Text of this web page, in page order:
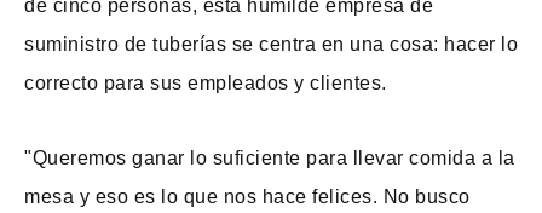
de cinco personas, esta humilde empresa de
suministro de tuberías se centra en una cosa: hacer lo
correcto para sus empleados y clientes.
"Queremos ganar lo suficiente para llevar comida a la
mesa y eso es lo que nos hace felices. No busco